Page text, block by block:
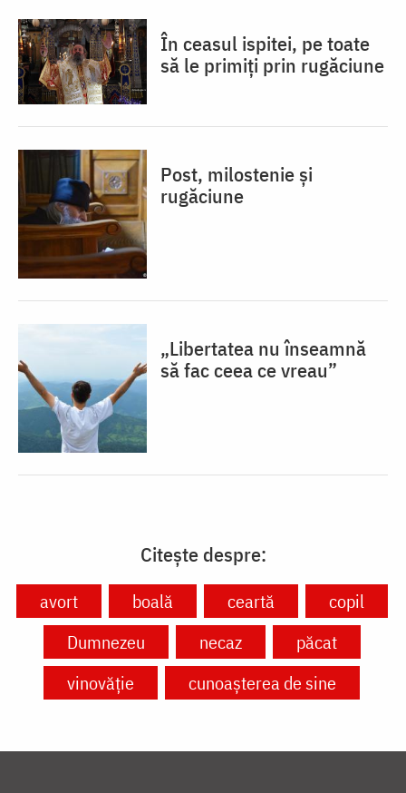
În ceasul ispitei, pe toate
să le primiți prin rugăciune
Post, milostenie și
rugăciune
„Libertatea nu înseamnă
să fac ceea ce vreau”
Citește despre:
avort boală ceartă
copil
Dumnezeu
necaz
păcat
vinovăție
cunoașterea de sine